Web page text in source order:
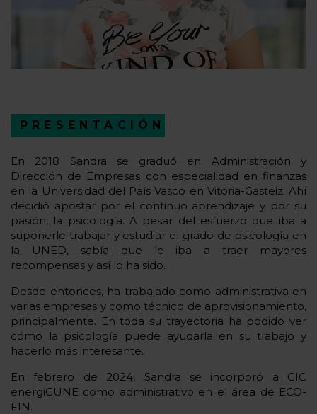
PRESENTACIÓN
En 2018 Sandra se graduó en Administración y
Dirección de Empresas con especialidad en finanzas
en la Universidad del País Vasco en Vitoria-Gasteiz. Ahí
decidió apostar por el continuo aprendizaje y por su
pasión, la psicología. A pesar del esfuerzo que iba a
suponerle trabajar y estudiar el grado de psicología en
la UNED, sabía que le iba a traer mayores
recompensas y así lo ha sido.
Desde entonces, ha trabajado como administrativa en
varias empresas y como técnico de aprovisionamiento,
principalmente. En toda su trayectoria ha podido ver
cómo la psicología puede ayudarla en su trabajo y
hacerlo más interesante.
En febrero de 2024, Sandra se incorporó a CIC
energiGUNE como administrativo en el área de ECO-
FIN.